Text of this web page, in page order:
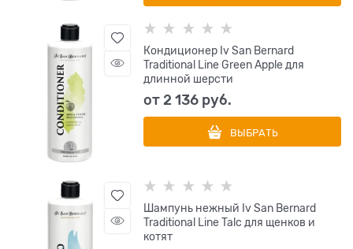
Кондиционер Iv San Bernard
Traditional Line Green Apple для
длинной шерсти
от2 136 руб.
ВЫБРАТЬ
Шампунь нежный Iv San Bernard
Traditional Line Talc для щенков и
котят